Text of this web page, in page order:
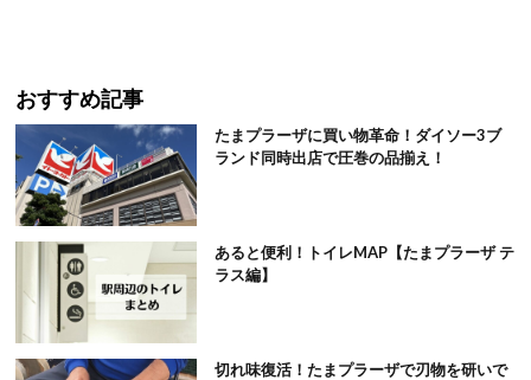
おすすめ記事
たまプラーザに買い物革命！ダイソー3ブ
ランド同時出店で圧巻の品揃え！
あると便利！トイレMAP【たまプラーザ テ
ラス編】
切れ味復活！たまプラーザで刃物を研いで